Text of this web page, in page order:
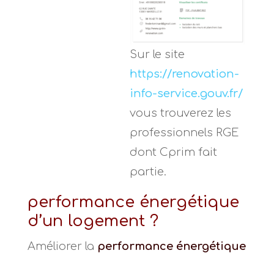
Sur le site
https://renovation-
info-service.gouv.fr/
vous trouverez les
professionnels RGE
dont Cprim fait
partie.
performance énergétique
d’un logement ?
Améliorer la performance énergétique